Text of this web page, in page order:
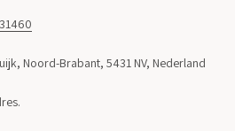
Noord-Brabant, 5431 NV, Nederland